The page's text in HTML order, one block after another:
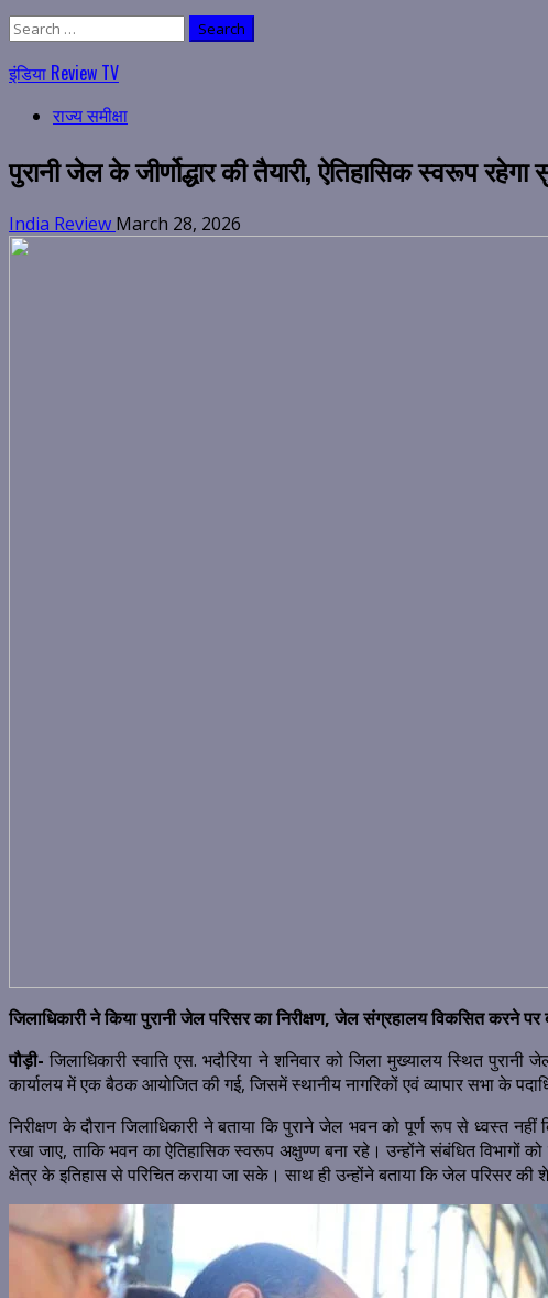
Search
इंडिया Review TV
राज्य समीक्षा
पुरानी जेल के जीर्णोद्धार की तैयारी, ऐतिहासिक स्वरूप रहेगा
India Review March 28, 2026
जिलाधिकारी ने किया पुरानी जेल परिसर का निरीक्षण, जेल संग्रहालय विकसित करने पर
पौड़ी- जिलाधिकारी स्वाति एस. भदौरिया ने शनिवार को जिला मुख्यालय स्थित
कार्यालय में एक बैठक आयोजित की गई, जिसमें स्थानीय नागरिकों एवं व्यापार सभा के
निरीक्षण के दौरान जिलाधिकारी ने बताया कि पुराने जेल भवन को पूर्ण रूप से ध्वस्त
रखा जाए, ताकि भवन का ऐतिहासिक स्वरूप अक्षुण्ण बना रहे। उन्होंने संबंधित विभागों
क्षेत्र के इतिहास से परिचित कराया जा सके। साथ ही उन्होंने बताया कि जेल परिसर की शेष